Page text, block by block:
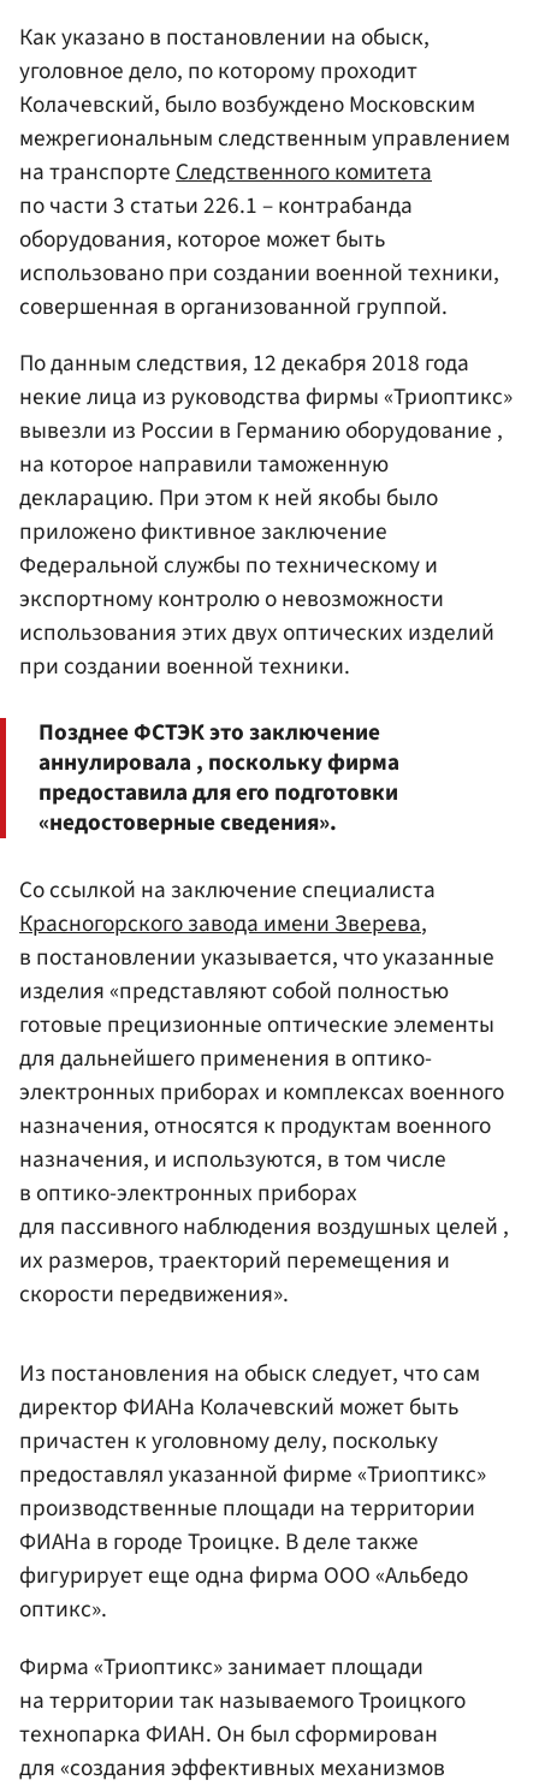
Как указано в постановлении на обыск,
уголовное дело, по которому проходит
Колачевский, было возбуждено Московским
межрегиональным следственным управлением
на транспортеСледственного комитета
по части 3 статьи 226.1 – контрабанда
оборудования, которое может быть
использовано при создании военной техники,
совершенная в организованной группой.
По данным следствия, 12 декабря 2018 года
некие лица из руководства фирмы «Триоптикс»
вывезли из России в Германию оборудование ,
на которое направили таможенную
декларацию. При этом к ней якобы было
приложено фиктивное заключение
Федеральной службы по техническому и
экспортному контролю о невозможности
использования этих двух оптических изделий
при создании военной техники.
Позднее ФСТЭК это заключение
аннулировала , поскольку фирма
предоставила для его подготовки
«недостоверные сведения».
Со ссылкой на заключение специалиста
Красногорского завода имени Зверева,
в постановлении указывается, что указанные
изделия «представляют собой полностью
готовые прецизионные оптические элементы
для дальнейшего применения в оптико-
электронных приборах и комплексах военного
назначения, относятся к продуктам военного
назначения, и используются, в том числе
в оптико-электронных приборах
для пассивного наблюдения воздушных целей ,
их размеров, траекторий перемещения и
скорости передвижения».
Из постановления на обыск следует, что сам
директор ФИАНа Колачевский может быть
причастен к уголовному делу, поскольку
предоставлял указанной фирме «Триоптикс»
производственные площади на территории
ФИАНа в городе Троицке. В деле также
фигурирует еще одна фирма ООО «Альбедо
оптикс».
Фирма «Триоптикс» занимает площади
на территории так называемого Троицкого
технопарка ФИАН. Он был сформирован
для «создания эффективных механизмов